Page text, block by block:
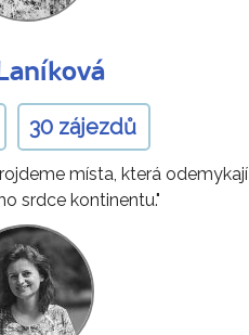
30 zájezdů
místa, která odemykají
srdce kontinentu."